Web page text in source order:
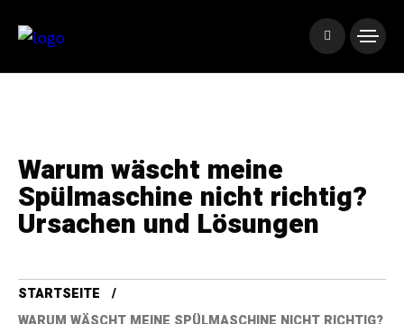
Warum wäscht meine
Spülmaschine nicht richtig?
Ursachen und Lösungen
STARTSEITE